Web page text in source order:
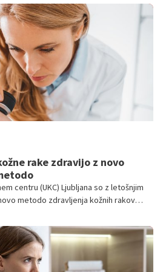
rake zdravijo z novo
centru (UKC) Ljubljana so z letošnjim
metodo zdravljenja kožnih rakov,